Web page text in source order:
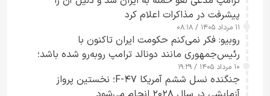
پیشرفت در مذاکرات اعلام کرد
۱۱ مرداد ۱۴۰۵ / ۰۸:۱۸
روبیو: فکر نمی‌کنم حکومت ایران تاکنون با
رئیس‌جمهوری مانند دونالد ترامپ روبه‌رو شده باشد؛
کسی که واقعاً دست به اقدام می‌زند
۱۰ مرداد ۱۴۰۵ / ۱۹:۲۹
جنگنده نسل ششم آمریکا F-۴۷؛ نخستین پرواز